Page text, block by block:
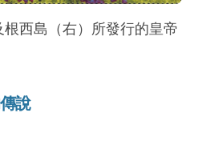
西島（右）所發行的皇帝
說